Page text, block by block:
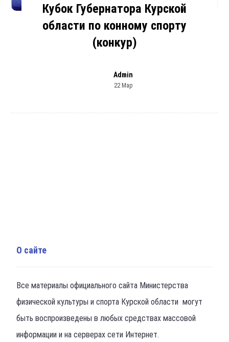
Кубок Губернатора Курской
области по конному спорту
(конкур)
Admin
22 Мар
О сайте
Все материалы официального сайта Министерства
физической культуры и спорта Курской области могут
быть воспроизведены в любых средствах массовой
информации и на серверах сети Интернет.